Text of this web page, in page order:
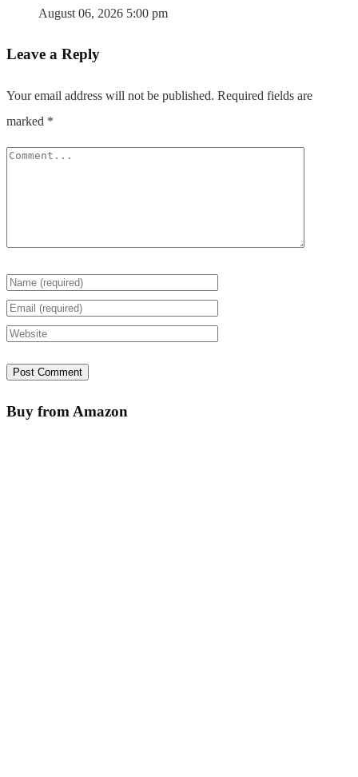
August 06, 2026 5:00 pm
Leave a Reply
Your email address will not be published. Required fields are
marked *
Buy from Amazon